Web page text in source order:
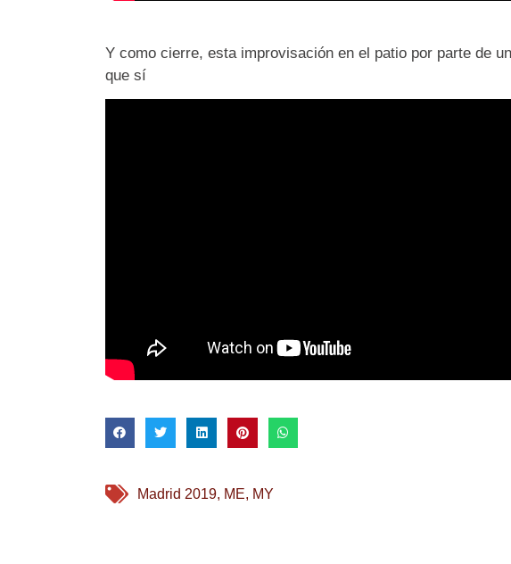
Y como cierre, esta improvisación en el patio por parte de
que sí
Madrid 2019, ME, MY